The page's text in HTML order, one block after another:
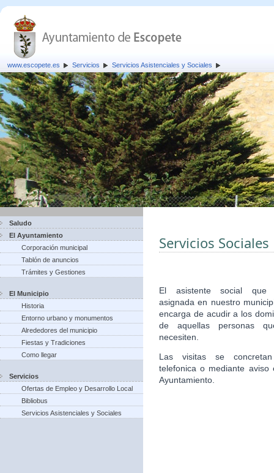
www.escopete.es Servicios Servicios Asistenciales y Sociales
Saludo
El Ayuntamiento
Corporación municipal
Tablón de anuncios
Trámites y Gestiones
El Municipio
Historia
Entorno urbano y monumentos
Alrededores del municipio
Fiestas y Tradiciones
Como llegar
Servicios
Ofertas de Empleo y Desarrollo Local
Bibliobus
Servicios Asistenciales y Sociales
Servicios Sociales
El asistente social que
asignada en nuestro
encarga de acudir a los
de aquellas personas
necesiten.
Las visitas se
telefonica o mediante aviso
Ayuntamiento.